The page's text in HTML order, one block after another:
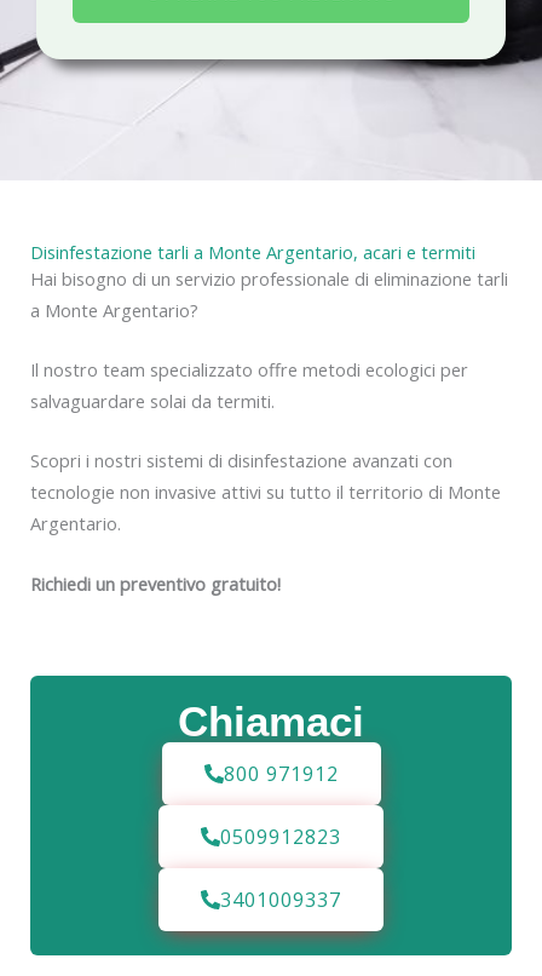
a
c
Chiamaci
800 971912
0509912823
3401009337
Disinfestazione tarli a Monte Argentario, acari e termiti
Hai bisogno di un servizio professionale di eliminazione tarli
a Monte Argentario?
Il nostro team specializzato offre metodi ecologici per
salvaguardare solai da termiti.
Scopri i nostri sistemi di disinfestazione avanzati con
tecnologie non invasive attivi su tutto il territorio di Monte
Argentario.
Richiedi un preventivo gratuito!